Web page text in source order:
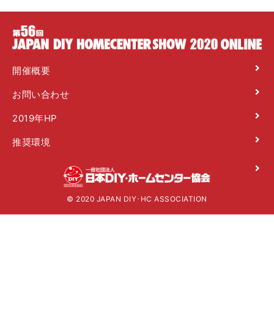
開催概要
お問い合わせ
2019年HP
推奨環境
© 2020 JAPAN DIY･HC ASSOCIATION